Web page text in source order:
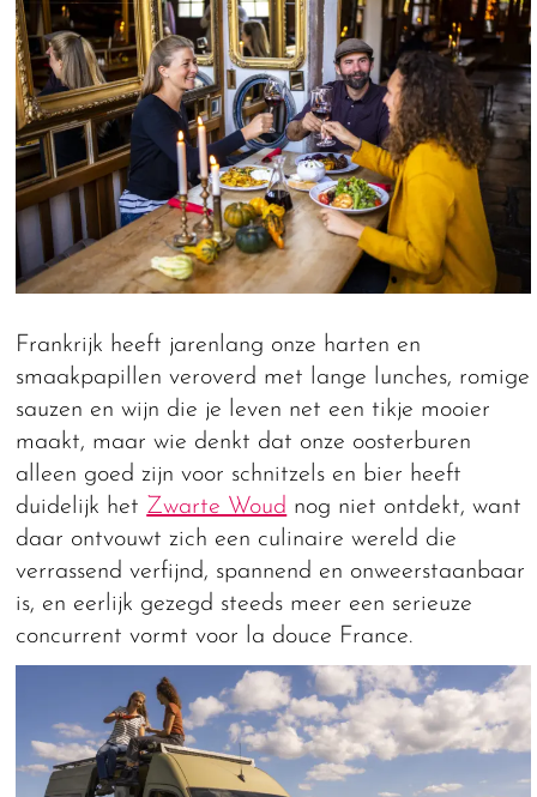
Frankrijk heeft jarenlang onze harten en
smaakpapillen veroverd met lange lunches, romige
sauzen en wijn die je leven net een tikje mooier
maakt, maar wie denkt dat onze oosterburen
alleen goed zijn voor schnitzels en bier heeft
duidelijk het Zwarte Woud nog niet ontdekt, want
daar ontvouwt zich een culinaire wereld die
verrassend verfijnd, spannend en onweerstaanbaar
is, en eerlijk gezegd steeds meer een serieuze
concurrent vormt voor la douce France.